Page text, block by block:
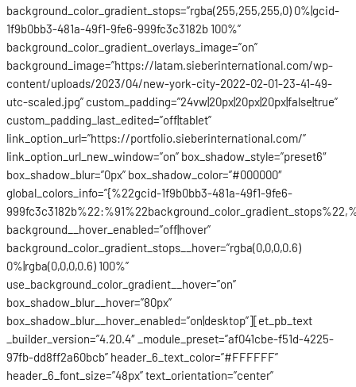
background_color_gradient_stops=”rgba(255,255,255,0) 0%|gcid-
1f9b0bb3-481a-49f1-9fe6-999fc3c3182b 100%”
background_color_gradient_overlays_image=”on”
background_image=”https://latam.sieberinternational.com/wp-
content/uploads/2023/04/new-york-city-2022-02-01-23-41-49-
utc-scaled.jpg” custom_padding=”24vw|20px|20px|20px|false|true”
custom_padding_last_edited=”off|tablet”
link_option_url=”https://portfolio.sieberinternational.com/”
link_option_url_new_window=”on” box_shadow_style=”preset6″
box_shadow_blur=”0px” box_shadow_color=”#000000″
global_colors_info=”{%22gcid-1f9b0bb3-481a-49f1-9fe6-
background__hover_enabled=”off|hover”
background_color_gradient_stops__hover=”rgba(0,0,0,0.6)
0%|rgba(0,0,0,0.6) 100%”
use_background_color_gradient__hover=”on”
box_shadow_blur__hover=”80px”
box_shadow_blur__hover_enabled=”on|desktop”][et_pb_text
_builder_version=”4.20.4″ _module_preset=”af041cbe-f51d-4225-
97fb-dd8ff2a60bcb” header_6_text_color=”#FFFFFF”
header_6_font_size=”48px” text_orientation=”center”